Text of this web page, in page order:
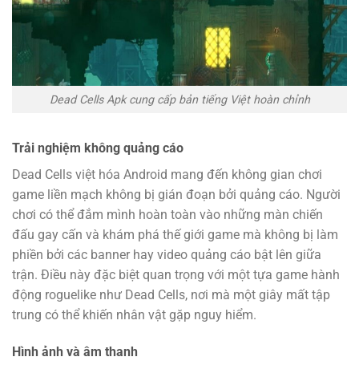
Dead Cells Apk cung cấp bản tiếng Việt hoàn chỉnh
Trải nghiệm không quảng cáo
Dead Cells việt hóa Android mang đến không gian chơi
game liền mạch không bị gián đoạn bởi quảng cáo. Người
chơi có thể đắm mình hoàn toàn vào những màn chiến
đấu gay cấn và khám phá thế giới game mà không bị làm
phiền bởi các banner hay video quảng cáo bật lên giữa
trận. Điều này đặc biệt quan trọng với một tựa game hành
động roguelike như Dead Cells, nơi mà một giây mất tập
trung có thể khiến nhân vật gặp nguy hiểm.
Hình ảnh và âm thanh